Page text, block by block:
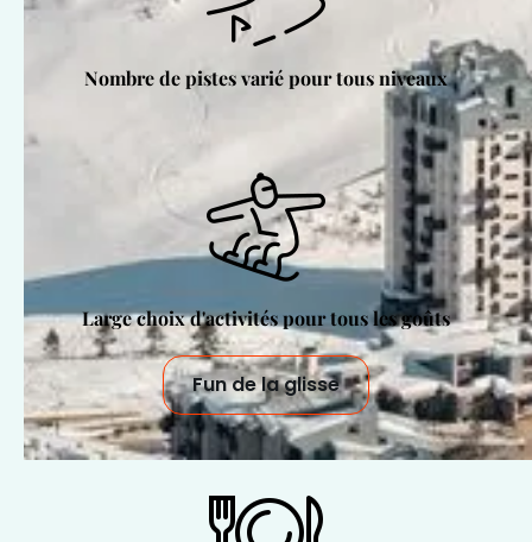
Nombre de pistes varié pour tous niveaux
Large choix d'activités pour tous les goûts
Fun de la glisse